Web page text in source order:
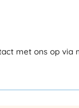
met ons op via